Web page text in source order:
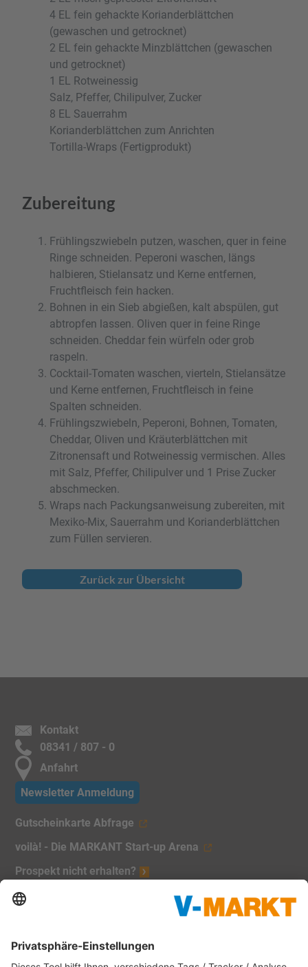
4 EL fein gehackte Korianderblättchen
(gewaschen und getrocknet)
2 EL fein gehackte Minzblättchen (gewaschen
und getrocknet)
1 EL Rotweinessig
Salz, Pfeffer, Chilipulver, Zucker
8 EL Sauerrahm
Korianderblättchen zum Anrichten
Tortilla-Wraps (Fertigprodukt)
Zubereitung
Frühlingszwiebeln putzen, waschen, quer in feine
Ringe schneiden. Peperoni waschen, längs
halbieren, Stielansatz und Kerne entfernen,
Fruchtfleisch fein hacken.
Bohnen in ein Sieb abgießen, kalt abspülen, gut
abtropfen lassen. Oliven quer in feine Ringe
schneiden. Cheddar fein würfeln oder grob
raspeln.
Cocktail-Tomaten waschen, vierteln, Stielansätze
und Kerne entfernen, Fruchtfleisch in feine
Spalten schneiden.
Frühlingszwiebeln, Peperoni, Bohnen, Tomaten,
Cheddar, Oliven und Kräuterblättchen mit
Zitronensaft und Rotweinessig vermischen. Alles
mit Salz, Pfeffer, Chilipulver und 1 Prise Zucker
abschmecken.
Wraps nach Packungsanweisung zubereiten, mit
Mexiko-Mix, Sauerrahm und Korianderblättchen
zum Füllen servieren.
Zurück zur Übersicht
Kontakt
08341 / 807 - 0
Anfahrt
Newsletter Anmeldung
Gutscheinkarte Abfrage
voilà! - Die MARKANT Start-up Arena
Prospekt nicht erhalten?
Unsere Marken:
Christl's Modemarkt